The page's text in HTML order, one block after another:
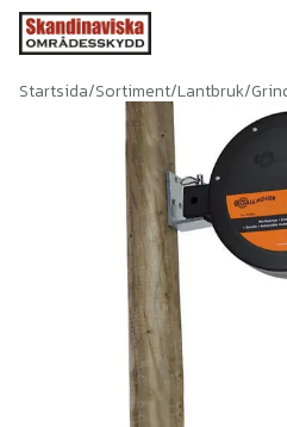
Startsida/Sortiment/Lantbruk/